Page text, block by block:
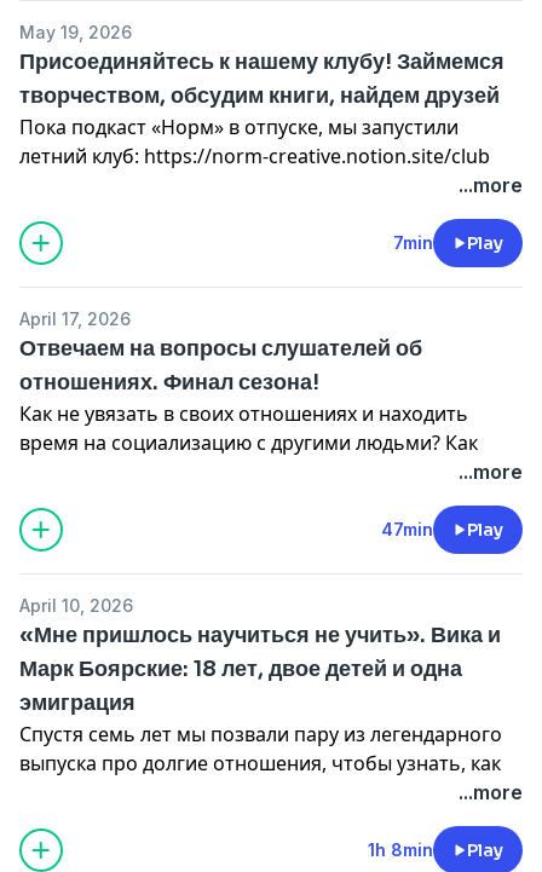
Для записи пишите в телеграмчик: @kurganskaya
или @Cherkudinova
Стартуем 15 июня. Ждем вас!
May 19, 2026
Присоединяйтесь к нашему клубу! Займемся
творчеством, обсудим книги, найдем друзей
Пока подкаст «Норм» в отпуске, мы запустили
летний клуб: https://norm-creative.notion.site/club
Это онлайн-сообщество для слушателей Нормика
со своим книжным клубом (его ведем мы), мастер-
классами художниц и писательскими практиками.
Начинаем 15 июня! Можно присоединиться на
Украсьте свое лето творчеством и новыми
знакомствами!
Читайтепрограммуи записывайтесь в телеграме у
Насти: @kurganskaya
До встречи!
...more
7min Play
April 17, 2026
Отвечаем на вопросы слушателей об
отношениях. Финал сезона!
Как не увязать в своих отношениях и находить
время на социализацию с другими людьми? Как
перестать ждать «ту самую» любовь? Стоит ли
советоваться о любви с ИИ-помощниками? И что
мы поняли из интервью с парами, которые
приходили к нам в десятом сезоне?
Подписывайтесь на наши бонусные эпизоды, они
будут выходить до лета!
Бонусы в Apple Podcasts: https://bit.ly/4sg7gYU
В телеграме: https://web.tribute.tg/s/Msk
На Патреоне: https://bit.ly/3PH9hQb
И приходите обсудить этот выпуск в наш телеграм-
...more
47min Play
April 10, 2026
«Мне пришлось научиться не учить». Вика и
Марк Боярские: 18 лет, двое детей и одна
эмиграция
Спустя семь лет мы позвали пару из легендарного
выпуска про долгие отношения, чтобы узнать, как
изменились их жизнь и любовь. У нас в гостях Вика
и Марк Боярские, сейчас они живут в Аргентине,
воспитывают двух детей (и двух котов). Мы
...more
1h 8min Play